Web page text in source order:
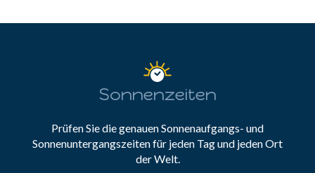
Sonnenzeiten
Prüfen Sie die genauen Sonnenaufgangs- und
Sonnenuntergangszeiten für jeden Tag und jeden Ort
der Welt.